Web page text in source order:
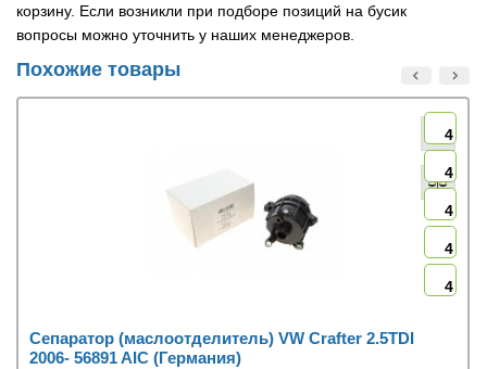
корзину. Если возникли при подборе позиций на бусик
вопросы можно уточнить у наших менеджеров.
Похожие товары
4
4
4
4
4
Сепаратор (маслоотделитель) VW Crafter 2.5TDI
2006- 56891 AIC (Германия)